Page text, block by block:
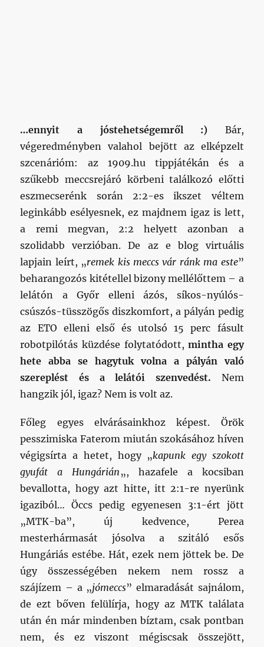
…ennyit a jóstehetségemről :) Bár,
végeredményben valahol bejött az elképzelt
szcenárióm: az 1909.hu tippjátékán és a
szűkebb meccsrejáró körbeni találkozó előtti
eszmecserénk során 2:2-es ikszet véltem
leginkább esélyesnek, ez majdnem igaz is lett,
a remi megvan, 2:2 helyett azonban a
szolidabb verzióban. De az e blog virtuális
lapjain leírt, „remek kis meccs vár ránk ma este”
beharangozós kitétellel bizony mellélőttem – a
lelátón a Győr elleni ázós, síkos-nyúlós-
csúszós-tüsszögős diszkomfort, a pályán pedig
az ETO elleni első és utolsó 15 perc fásult
robotpilótás küzdése folytatódott,mintha egy
hete abba se hagytuk volna a pályán való
szereplést és a lelátói szenvedést. Nem
hangzik jól, igaz? Nem is volt az.
Főleg egyes elvárásainkhoz képest. Örök
pesszimiska Faterom miután szokásához híven
végigsírta a hetet, hogy „kapunk egy szokott
gyufát a Hungárián „, hazafele a kocsiban
bevallotta, hogy azt hitte, itt 2:1-re nyerünk
igaziból… Öccs pedig egyenesen 3:1-ért jött
„MTK-ba”, új kedvence, Perea
mesterhármasát jósolva a szitáló esős
Hungáriás estébe. Hát, ezek nem jöttek be. De
úgy összességében nekem nem rossz a
szájízem – a „jómeccs” elmaradását sajnálom,
de ezt bőven felülírja, hogy az MTK találata
után én már mindenben bíztam, csak pontban
nem, és ez viszont mégiscsak összejött,